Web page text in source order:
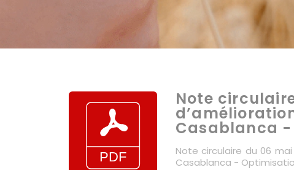
Note
Casablanca -
Note circulaire du 06
Casablanca -